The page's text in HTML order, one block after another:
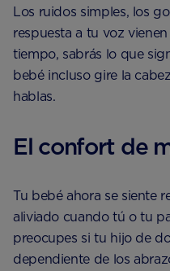
Los ruidos simples, los
respuesta a tu voz
tiempo, sabrás lo que
bebé incluso gire la
hablas.
El confort de
Tu bebé ahora se siente
aliviado cuando tú o tu
preocupes si tu hijo de
dependiente de los